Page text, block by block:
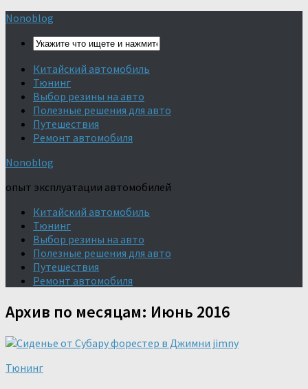
Nonoblog
Китайский автомобиль
Тюнинг
Выбор резины на авто
Полезные решения для авто
Путешествия
Ремонт автомобиля
Nonoblog
опыт эксплуатации автомобилей
Китайский автомобиль
Тюнинг
Выбор резины на авто
Полезные решения для авто
Путешествия
Ремонт автомобиля
Архив по месяцам: Июнь 2016
Тюнинг